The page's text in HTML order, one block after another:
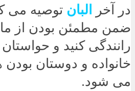
در آخر البان توصیه می
ضمن مطمئن بودن از
رانندگی کنید و
خانواده و دوستان
می شود.